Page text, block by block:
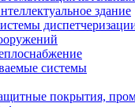
здание
системы
покрытия,